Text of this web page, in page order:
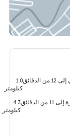
1.0
كيلومتر
الدقائق
4.3
كيلومتر